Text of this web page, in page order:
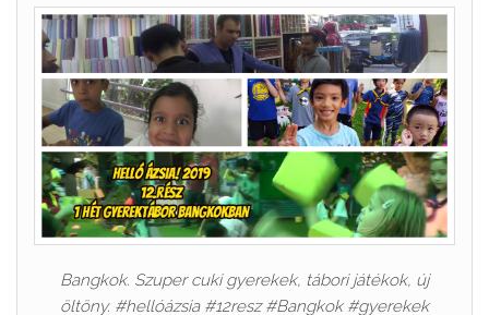
Bangkok. Szuper cuki gyerekek, tábori játékok, új
öltöny. #hellóázsia #12resz #Bangkok #gyerekek